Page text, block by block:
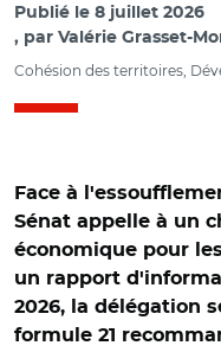
Publié le 8 juillet 2026
par Valérie Grasset-
Cohésion des territoires,
Face à
Sénat appelle à un
économique pour
un rapport
2026, la délégation
formule 21